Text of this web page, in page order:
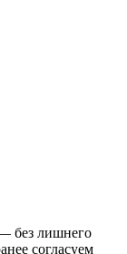
без лишнего
согласуем